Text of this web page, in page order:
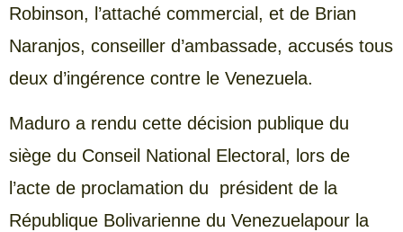
Robinson, l’attaché commercial, et de Brian
Naranjos, conseiller d’ambassade, accusés tous
deux d’ingérence contre le Venezuela.
Maduro a rendu cette décision publique du
siège du Conseil National Electoral, lors de
l’acte de proclamation du président de la
République Bolivarienne du Venezuelapour la